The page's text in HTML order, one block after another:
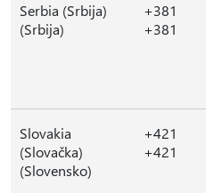
Serbia (Srbija)
(Srbija)
+381
+381
Slovakia
(Slovačka)
(Slovensko)
+421
+421